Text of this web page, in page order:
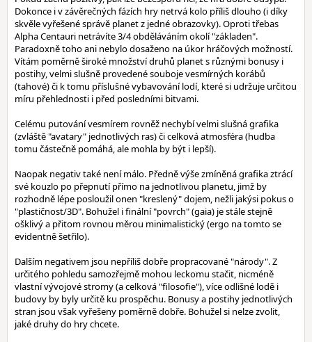
Dokonce i v závěrečných fázích hry netrvá kolo příliš dlouho (i díky
skvěle vyřešené správě planet z jedné obrazovky). Oproti třebas
Alpha Centauri netrávíte 3/4 obděláváním okolí "základen".
Paradoxně toho ani nebylo dosaženo na úkor hráčových možností.
Vítám poměrně široké množství druhů planet s různými bonusy i
postihy, velmi slušně provedené souboje vesmírných korábů
(tahové) či k tomu příslušné vybavování lodí, které si udržuje určitou
míru přehlednosti i před posledními bitvami.
Celému putování vesmírem rovněž nechybí velmi slušná grafika
(zvláště "avatary" jednotlivých ras) či celková atmosféra (hudba
tomu částečně pomáhá, ale mohla by být i lepší).
Naopak negativ také není málo. Předně výše zmíněná grafika ztrácí
své kouzlo po přepnutí přímo na jednotlivou planetu, jimž by
rozhodně lépe posloužil onen "kreslený" dojem, nežli jakýsi pokus o
"plastičnost/3D". Bohužel i finální "povrch" (gaia) je stále stejně
ošklivý a přitom rovnou měrou minimalistický (ergo na tomto se
evidentně šetřilo).
Dalším negativem jsou nepříliš dobře propracované "národy". Z
určitého pohledu samozřejmě mohou leckomu stačit, nicméně
vlastní vývojové stromy (a celková "filosofie"), více odlišné lodě i
budovy by byly určitě ku prospěchu. Bonusy a postihy jednotlivých
stran jsou však vyřešeny poměrně dobře. Bohužel si nelze zvolit,
jaké druhy do hry chcete.